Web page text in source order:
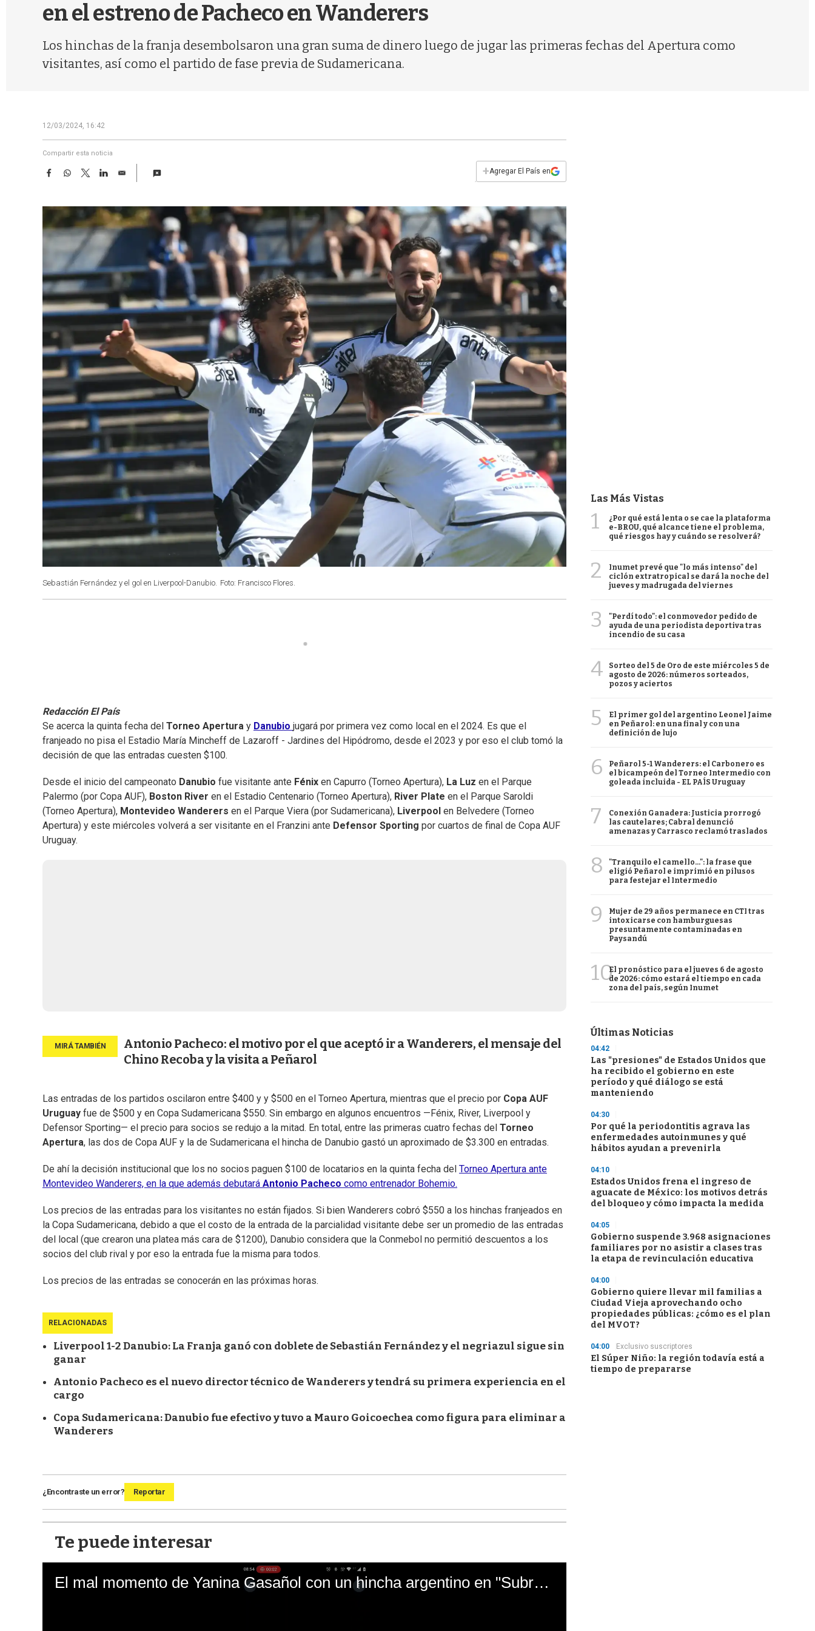
en el estreno de Pacheco en Wanderers
Los hinchas de la franja desembolsaron una gran suma de dinero luego de jugar las primeras fechas del Apertura como
visitantes, así como el partido de fase previa de Sudamericana.
12/03/2024, 16:42
Compartir esta noticia
F
e
o
o
W
t
s
A
p
T
w
t
t
e
r
L
k
e
d
n
E
i
l
+Agregar El País en
Sebastián Fernández y el gol en Liverpool-Danubio. Foto: Francisco Flores.
Redacción El País
Se acerca la quinta fecha del Torneo Apertura y Danubio jugará por primera vez como local en el 2024. Es que el
franjeado no pisa el Estadio María Mincheff de Lazaroff - Jardines del Hipódromo, desde el 2023 y por eso el club tomó la
decisión de que las entradas cuesten $100.
Desde el inicio del campeonato Danubio fue visitante ante Fénix en Capurro (Torneo Apertura), La Luz en el Parque
Palermo (por Copa AUF), Boston River en el Estadio Centenario (Torneo Apertura), River Plate en el Parque Saroldi
(Torneo Apertura), Montevideo Wanderers en el Parque Viera (por Sudamericana), Liverpool en Belvedere (Torneo
Apertura) y este miércoles volverá a ser visitante en el Franzini ante Defensor Sporting por cuartos de final de Copa AUF
Uruguay.
Antonio Pacheco: el motivo por el que aceptó ir a Wanderers, el mensaje del
Chino Recoba y la visita a Peñarol
Las entradas de los partidos oscilaron entre $400 y y $500 en el Torneo Apertura, mientras que el precio por Copa AUF
Uruguay fue de $500 y en Copa Sudamericana $550. Sin embargo en algunos encuentros —Fénix, River, Liverpool y
Defensor Sporting— el precio para socios se redujo a la mitad. En total, entre las primeras cuatro fechas del Torneo
Apertura, las dos de Copa AUF y la de Sudamericana el hincha de Danubio gastó un aproximado de $3.300 en entradas.
De ahí la decisión institucional que los no socios paguen $100 de locatarios en la quinta fecha del Torneo Apertura ante
Montevideo Wanderers, en la que además debutará Antonio Pacheco como entrenador Bohemio.
Los precios de las entradas para los visitantes no están fijados. Si bien Wanderers cobró $550 a los hinchas franjeados en
la Copa Sudamericana, debido a que el costo de la entrada de la parcialidad visitante debe ser un promedio de las entradas
del local (que crearon una platea más cara de $1200), Danubio considera que la Conmebol no permitió descuentos a los
socios del club rival y por eso la entrada fue la misma para todos.
Los precios de las entradas se conocerán en las próximas horas.
RELACIONADAS
Liverpool 1-2 Danubio: La Franja ganó con doblete de Sebastián Fernández y el negriazul sigue sin
ganar
Antonio Pacheco es el nuevo director técnico de Wanderers y tendrá su primera experiencia en el
cargo
Copa Sudamericana: Danubio fue efectivo y tuvo a Mauro Goicoechea como figura para eliminar a
Wanderers
¿Encontraste un error? Reportar
Te puede interesar
El mal momento de Yanina Gasañol con un hincha argentino en "Subrayado"
Las Más Vistas
1
¿Por qué está lenta o se cae la plataforma
e-BROU, qué alcance tiene el problema,
qué riesgos hay y cuándo se resolverá?
2
Inumet prevé que "lo más intenso" del
ciclón extratropical se dará la noche del
jueves y madrugada del viernes
3
"Perdí todo": el conmovedor pedido de
ayuda de una periodista deportiva tras
incendio de su casa
4
Sorteo del 5 de Oro de este miércoles 5 de
agosto de 2026: números sorteados,
pozos y aciertos
5
El primer gol del argentino Leonel Jaime
en Peñarol: en una final y con una
definición de lujo
6
Peñarol 5-1 Wanderers: el Carbonero es
el bicampeón del Torneo Intermedio con
goleada incluida - EL PAÍS Uruguay
7
Conexión Ganadera: Justicia prorrogó
las cautelares; Cabral denunció
amenazas y Carrasco reclamó traslados
8
"Tranquilo el camello...": la frase que
eligió Peñarol e imprimió en pilusos
para festejar el Intermedio
9
Mujer de 29 años permanece en CTI tras
intoxicarse con hamburguesas
presuntamente contaminadas en
Paysandú
10El pronóstico para el jueves 6 de agosto
de 2026: cómo estará el tiempo en cada
zona del país, según Inumet
Últimas Noticias
04:42
Las "presiones" de Estados Unidos que
ha recibido el gobierno en este
período y qué diálogo se está
manteniendo
04:30
Por qué la periodontitis agrava las
enfermedades autoinmunes y qué
hábitos ayudan a prevenirla
04:10
Estados Unidos frena el ingreso de
aguacate de México: los motivos detrás
del bloqueo y cómo impacta la medida
04:05
Gobierno suspende 3.968 asignaciones
familiares por no asistir a clases tras
la etapa de revinculación educativa
04:00
Gobierno quiere llevar mil familias a
Ciudad Vieja aprovechando ocho
propiedades públicas: ¿cómo es el plan
del MVOT?
04:00 Exclusivo suscriptores
El Súper Niño: la región todavía está a
tiempo de prepararse